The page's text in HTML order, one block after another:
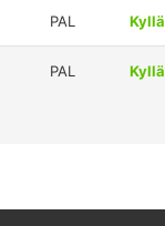
PAL Kyllä
PAL Kyllä